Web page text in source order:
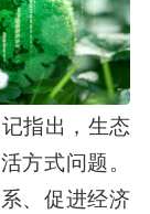
指出，生态
方式问题。
、促进经济